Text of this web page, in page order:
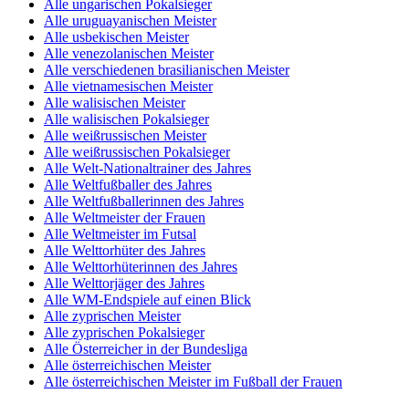
Alle ungarischen Pokalsieger
Alle uruguayanischen Meister
Alle usbekischen Meister
Alle venezolanischen Meister
Alle verschiedenen brasilianischen Meister
Alle vietnamesischen Meister
Alle walisischen Meister
Alle walisischen Pokalsieger
Alle weißrussischen Meister
Alle weißrussischen Pokalsieger
Alle Welt-Nationaltrainer des Jahres
Alle Weltfußballer des Jahres
Alle Weltfußballerinnen des Jahres
Alle Weltmeister der Frauen
Alle Weltmeister im Futsal
Alle Welttorhüter des Jahres
Alle Welttorhüterinnen des Jahres
Alle Welttorjäger des Jahres
Alle WM-Endspiele auf einen Blick
Alle zyprischen Meister
Alle zyprischen Pokalsieger
Alle Österreicher in der Bundesliga
Alle österreichischen Meister
Alle österreichischen Meister im Fußball der Frauen